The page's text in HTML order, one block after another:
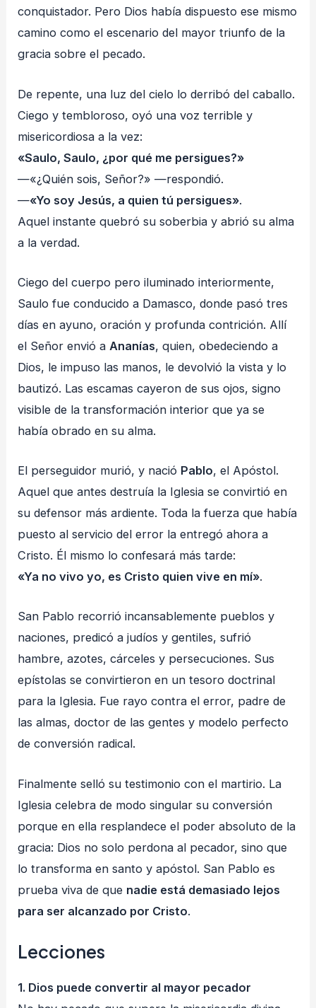
conquistador. Pero Dios había dispuesto ese mismo
camino como el escenario del mayor triunfo de la
gracia sobre el pecado.
De repente, una luz del cielo lo derribó del caballo.
Ciego y tembloroso, oyó una voz terrible y
misericordiosa a la vez:
«Saulo, Saulo, ¿por qué me persigues?»
—«¿Quién sois, Señor?» —respondió.
—«Yo soy Jesús, a quien tú persigues».
Aquel instante quebró su soberbia y abrió su alma
a la verdad.
Ciego del cuerpo pero iluminado interiormente,
Saulo fue conducido a Damasco, donde pasó tres
días en ayuno, oración y profunda contrición. Allí
el Señor envió a Ananías, quien, obedeciendo a
Dios, le impuso las manos, le devolvió la vista y lo
bautizó. Las escamas cayeron de sus ojos, signo
visible de la transformación interior que ya se
había obrado en su alma.
El perseguidor murió, y nació Pablo, el Apóstol.
Aquel que antes destruía la Iglesia se convirtió en
su defensor más ardiente. Toda la fuerza que había
puesto al servicio del error la entregó ahora a
Cristo. Él mismo lo confesará más tarde:
«Ya no vivo yo, es Cristo quien vive en mí».
San Pablo recorrió incansablemente pueblos y
naciones, predicó a judíos y gentiles, sufrió
hambre, azotes, cárceles y persecuciones. Sus
epístolas se convirtieron en un tesoro doctrinal
para la Iglesia. Fue rayo contra el error, padre de
las almas, doctor de las gentes y modelo perfecto
de conversión radical.
Finalmente selló su testimonio con el martirio. La
Iglesia celebra de modo singular su conversión
porque en ella resplandece el poder absoluto de la
gracia: Dios no solo perdona al pecador, sino que
lo transforma en santo y apóstol. San Pablo es
prueba viva de que nadie está demasiado lejos
para ser alcanzado por Cristo.
Lecciones
1. Dios puede convertir al mayor pecador